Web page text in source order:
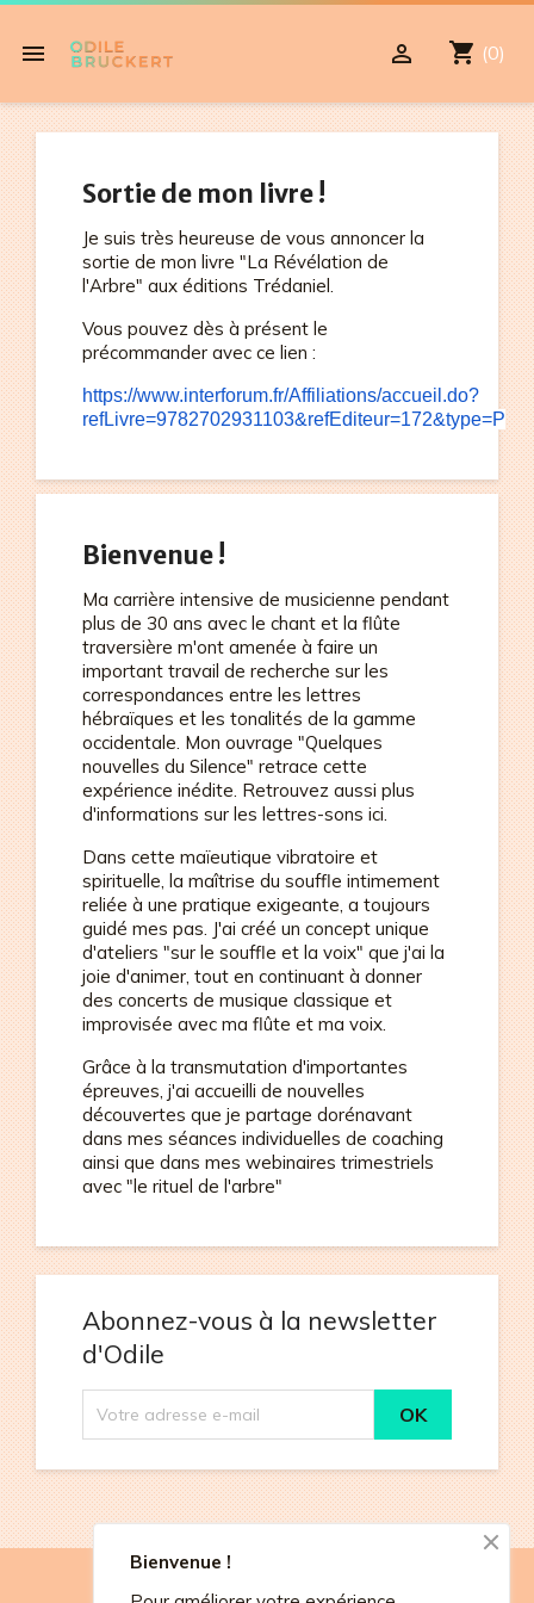
 shopping_cart (0)

Sortie de mon livre !
Je suis très heureuse de vous annoncer la
sortie de mon livre "La Révélation de
l'Arbre" aux éditions Trédaniel.
Vous pouvez dès à présent le
précommander avec ce lien :
https://www.interforum.fr/Affiliations/accueil.do?
refLivre=9782702931103&refEditeur=172&type=P
Bienvenue !
Ma carrière intensive de musicienne pendant
plus de 30 ans avec le chant et la flûte
traversière m'ont amenée à faire un
important travail de recherche sur les
correspondances entre les lettres
hébraïques et les tonalités de la gamme
occidentale. Mon ouvrage "Quelques
nouvelles du Silence" retrace cette
expérience inédite. Retrouvez aussi plus
d'informations sur les lettres-sons ici.
Dans cette maïeutique vibratoire et
spirituelle, la maîtrise du souffle intimement
reliée à une pratique exigeante, a toujours
guidé mes pas. J'ai créé un concept unique
d'ateliers "sur le souffle et la voix" que j'ai la
joie d'animer, tout en continuant à donner
des concerts de musique classique et
improvisée avec ma flûte et ma voix.
Grâce à la transmutation d'importantes
épreuves, j'ai accueilli de nouvelles
découvertes que je partage dorénavant
dans mes séances individuelles de coaching
ainsi que dans mes webinaires trimestriels
avec "le rituel de l'arbre"
Abonnez-vous à la newsletter
d'Odile
Bienvenue !